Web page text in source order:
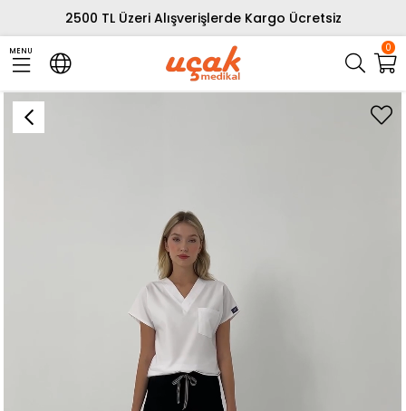
2500 TL Üzeri Alışverişlerde Kargo Ücretsiz
0
MENU